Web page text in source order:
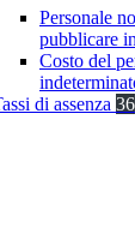
Personale
pubblicare
Costo del
di assenza 36